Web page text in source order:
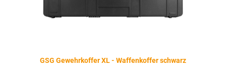
GSG Gewehrkoffer XL - Waffenkoffer schwarz